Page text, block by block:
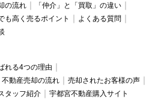
の流れ
「仲介」と「買取」の違い
も高く売るポイント
よくある質問
れる4つの理由
不動産売却の流れ
売却されたお客様の声
タッフ紹介 宇都宮不動産購入サイト